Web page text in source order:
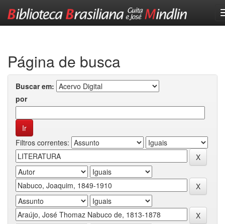
Página de busca
Buscar em:
por
Filtros correntes: